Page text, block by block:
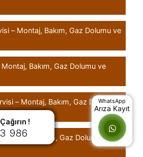
!
986
WhatsApp
Arıza Kayıt
– Montaj, Bakım, Gaz Dolumu ve
Bakım, Gaz Dolumu ve
– Montaj, Bakım, Gaz Dolumu
Montaj, Bakım, Gaz Dolumu ve